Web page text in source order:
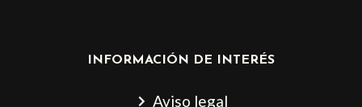
INFORMACIÓN DE INTERÉS
Aviso legal